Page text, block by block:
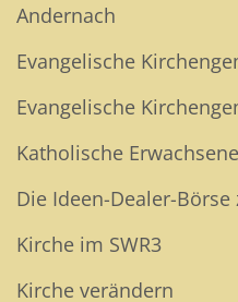
Andernach
Evangelische
Evangelische
Katholische
Die Ideen-Dealer-
Kirche im SWR3
Kirche verändern